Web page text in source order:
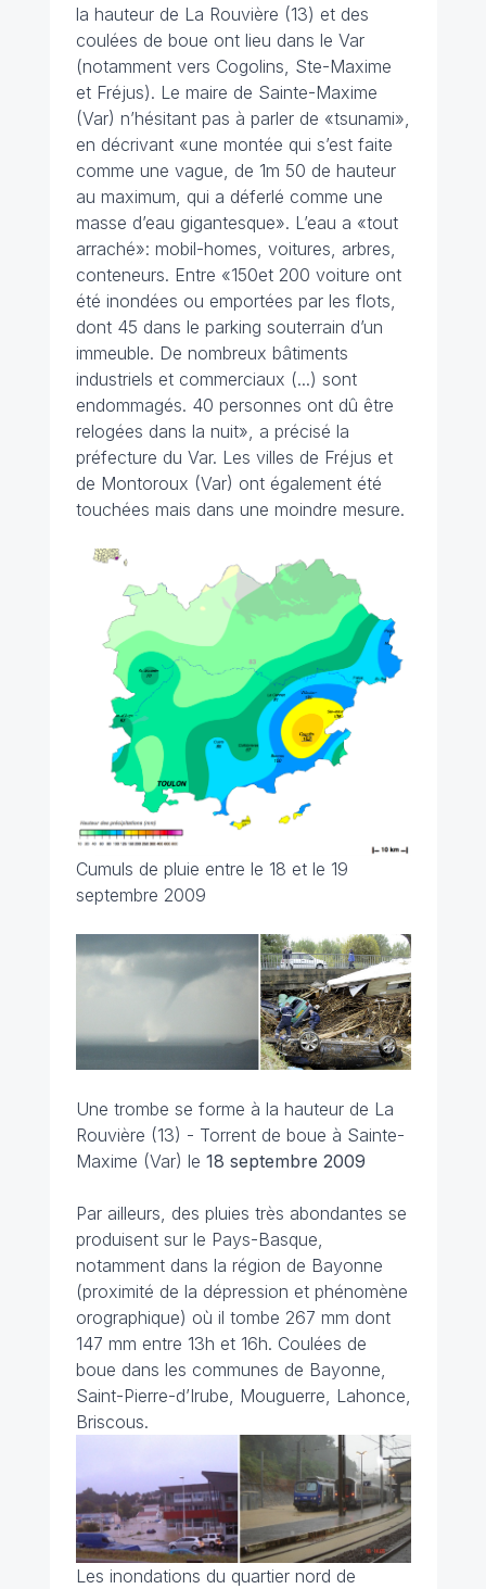
la hauteur de La Rouvière (13) et des
coulées de boue ont lieu dans le Var
(notamment vers Cogolins, Ste-Maxime
et Fréjus). Le maire de Sainte-Maxime
(Var) n’hésitant pas à parler de «tsunami»,
en décrivant «une montée qui s’est faite
comme une vague, de 1m 50 de hauteur
au maximum, qui a déferlé comme une
masse d’eau gigantesque». L’eau a «tout
arraché»: mobil-homes, voitures, arbres,
conteneurs. Entre «150et 200 voiture ont
été inondées ou emportées par les flots,
dont 45 dans le parking souterrain d’un
immeuble. De nombreux bâtiments
industriels et commerciaux (...) sont
endommagés. 40 personnes ont dû être
relogées dans la nuit», a précisé la
préfecture du Var. Les villes de Fréjus et
de Montoroux (Var) ont également été
touchées mais dans une moindre mesure.
Cumuls de pluie entre le 18 et le 19
septembre 2009
Une trombe se forme à la hauteur de La
Rouvière (13) - Torrent de boue à Sainte-
Maxime (Var) le 18 septembre 2009
Par ailleurs, des pluies très abondantes se
produisent sur le Pays-Basque,
notamment dans la région de Bayonne
(proximité de la dépression et phénomène
orographique) où il tombe 267 mm dont
147 mm entre 13h et 16h. Coulées de
boue dans les communes de Bayonne,
Saint-Pierre-d’Irube, Mouguerre, Lahonce,
Briscous.
Les inondations du quartier nord de